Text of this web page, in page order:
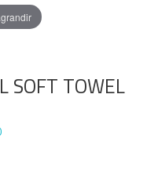
SOFT TOWEL